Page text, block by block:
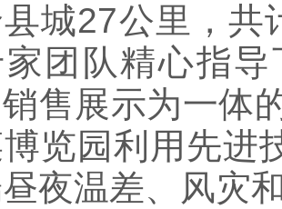
城27公里，共
团队精心指
售展示为一体
览园利用先进
夜温差、风灾